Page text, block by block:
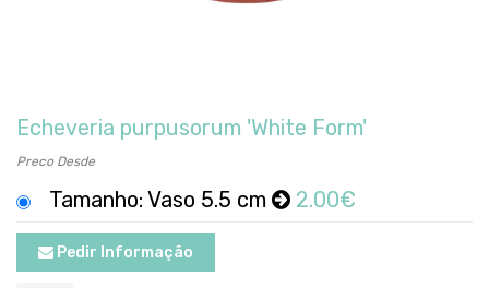
Echeveria purpusorum 'White Form'
Preco Desde
Tamanho: Vaso 5.5 cm 2.00€
Pedir Informação